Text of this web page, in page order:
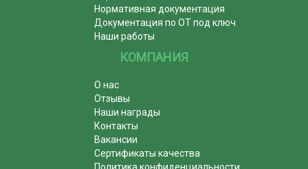
Нормативная документация
Документация по ОТ под ключ
Наши работы
КОМПАНИЯ
О нас
Отзывы
Наши награды
Контакты
Вакансии
Сертификаты качества
Политика конфиденциальности